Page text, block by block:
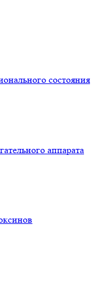
состояния
аппарата